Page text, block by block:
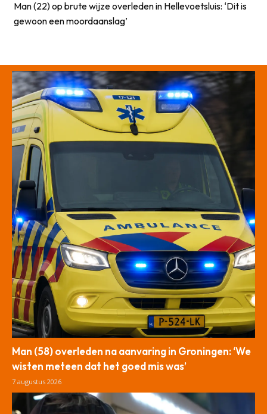
Man (22) op brute wijze overleden in Hellevoetsluis: ‘Dit is
gewoon een moordaanslag’
Man (58) overleden na aanvaring in Groningen: ‘We
wisten meteen dat het goed mis was’
7 augustus 2026